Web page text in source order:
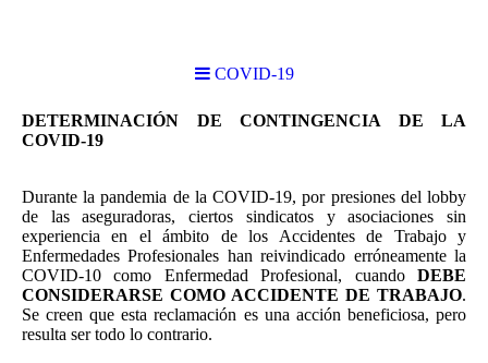
COVID-19
DETERMINACIÓN DE CONTINGENCIA DE LA
COVID-19
Durante la pandemia de la COVID-19, por presiones del lobby
de las aseguradoras, ciertos sindicatos y asociaciones sin
experiencia en el ámbito de los Accidentes de Trabajo y
Enfermedades Profesionales han reivindicado erróneamente la
COVID-10 como Enfermedad Profesional, cuando DEBE
CONSIDERARSE COMO ACCIDENTE DE TRABAJO.
Se creen que esta reclamación es una acción beneficiosa, pero
resulta ser todo lo contrario.